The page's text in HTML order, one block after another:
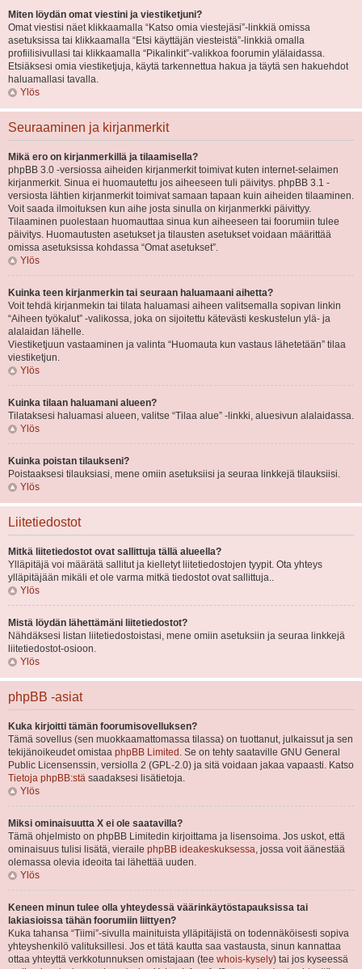
Miten löydän omat viestini ja viestiketjuni?
Omat viestisi näet klikkaamalla “Katso omia viestejäsi”-linkkiä omissa
asetuksissa tai klikkaamalla “Etsi käyttäjän viesteistä”-linkkiä omalla
profiilisivullasi tai klikkaamalla “Pikalinkit”-valikkoa foorumin ylälaidassa.
Etsiäksesi omia viestiketjuja, käytä tarkennettua hakua ja täytä sen hakuehdot
haluamallasi tavalla.
Ylös
Seuraaminen ja kirjanmerkit
Mikä ero on kirjanmerkillä ja tilaamisella?
phpBB 3.0 -versiossa aiheiden kirjanmerkit toimivat kuten internet-selaimen
kirjanmerkit. Sinua ei huomautettu jos aiheeseen tuli päivitys. phpBB 3.1 -
versiosta lähtien kirjanmerkit toimivat samaan tapaan kuin aiheiden tilaaminen.
Voit saada ilmoituksen kun aihe josta sinulla on kirjanmerkki päivittyy.
Tilaaminen puolestaan huomauttaa sinua kun aiheeseen tai foorumiin tulee
päivitys. Huomautusten asetukset ja tilausten asetukset voidaan määrittää
omissa asetuksissa kohdassa “Omat asetukset”.
Ylös
Kuinka teen kirjanmerkin tai seuraan haluamaani aihetta?
Voit tehdä kirjanmekin tai tilata haluamasi aiheen valitsemalla sopivan linkin
“Aiheen työkalut” -valikossa, joka on sijoitettu kätevästi keskustelun ylä- ja
alalaidan lähelle.
Viestiketjuun vastaaminen ja valinta “Huomauta kun vastaus lähetetään” tilaa
viestiketjun.
Ylös
Kuinka tilaan haluamani alueen?
Tilataksesi haluamasi alueen, valitse “Tilaa alue” -linkki, aluesivun alalaidassa.
Ylös
Kuinka poistan tilaukseni?
Poistaaksesi tilauksiasi, mene omiin asetuksiisi ja seuraa linkkejä tilauksiisi.
Ylös
Liitetiedostot
Mitkä liitetiedostot ovat sallittuja tällä alueella?
Ylläpitäjä voi määrätä sallitut ja kielletyt liitetiedostojen tyypit. Ota yhteys
ylläpitäjään mikäli et ole varma mitkä tiedostot ovat sallittuja..
Ylös
Mistä löydän lähettämäni liitetiedostot?
Nähdäksesi listan liitetiedostoistasi, mene omiin asetuksiin ja seuraa linkkejä
liitetiedostot-osioon.
Ylös
phpBB -asiat
Kuka kirjoitti tämän foorumisovelluksen?
Tämä sovellus (sen muokkaamattomassa tilassa) on tuottanut, julkaissut ja sen
tekijänoikeudet omistaa phpBB Limited . Se on tehty saataville GNU General
Public Licensenssin, versiolla 2 (GPL-2.0) ja sitä voidaan jakaa vapaasti. Katso
Tietoja phpBB:stä saadaksesi lisätietoja.
Ylös
Miksi ominaisuutta X ei ole saatavilla?
Tämä ohjelmisto on phpBB Limitedin kirjoittama ja lisensoima. Jos uskot, että
ominaisuus tulisi lisätä, vieraile phpBB ideakeskuksessa, jossa voit äänestää
olemassa olevia ideoita tai lähettää uuden.
Ylös
Keneen minun tulee olla yhteydessä väärinkäytöstapauksissa tai
lakiasioissa tähän foorumiin liittyen?
Kuka tahansa “Tiimi”-sivulla mainituista ylläpitäjistä on todennäköisesti sopiva
yhteyshenkilö valituksillesi. Jos et tätä kautta saa vastausta, sinun kannattaa
ottaa yhteyttä verkkotunnuksen omistajaan (tee whois-kysely) tai jos kyseessä